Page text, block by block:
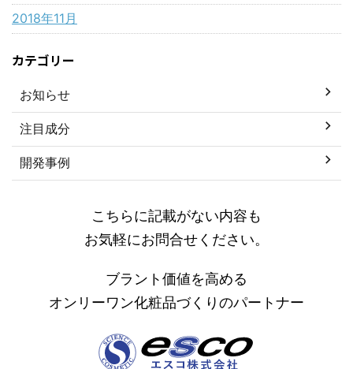
2018年11月
カテゴリー
お知らせ
注目成分
開発事例
こちらに記載がない内容も
お気軽にお問合せください。
ブラント価値を高める
オンリーワン化粧品づくりのパートナー